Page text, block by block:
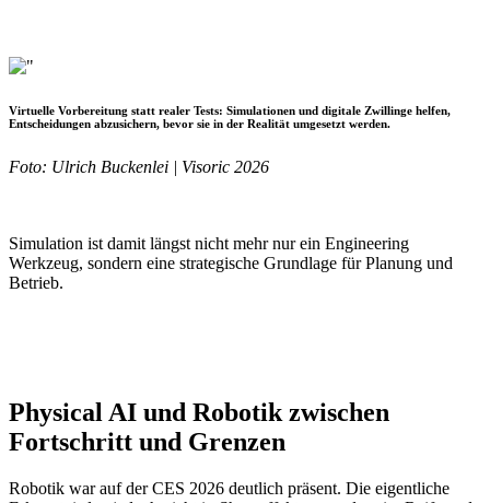
Virtuelle Vorbereitung statt realer Tests: Simulationen und digitale Zwillinge helfen,
Entscheidungen abzusichern, bevor sie in der Realität umgesetzt werden.
Foto: Ulrich Buckenlei | Visoric 2026
Simulation ist damit längst nicht mehr nur ein Engineering
Werkzeug, sondern eine strategische Grundlage für Planung und
Betrieb.
Physical AI und Robotik zwischen
Fortschritt und Grenzen
Robotik war auf der CES 2026 deutlich präsent. Die eigentliche